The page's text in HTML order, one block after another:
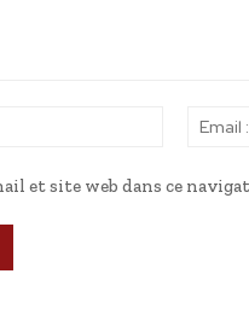
et site web dans ce